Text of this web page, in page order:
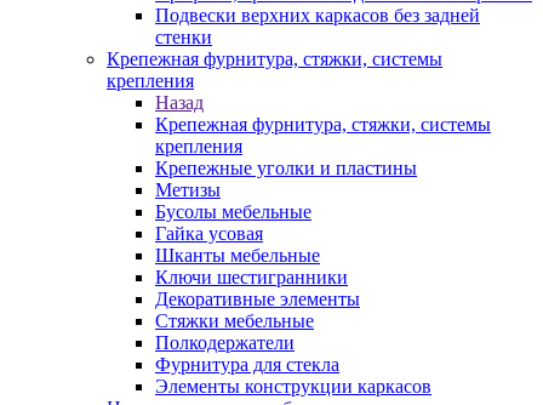
Подвески верхних каркасов без задней
стенки
Крепежная фурнитура, стяжки, системы
крепления
Назад
Крепежная фурнитура, стяжки, системы
крепления
Крепежные уголки и пластины
Метизы
Бусолы мебельные
Гайка усовая
Шканты мебельные
Ключи шестигранники
Декоративные элементы
Стяжки мебельные
Полкодержатели
Фурнитура для стекла
Элементы конструкции каркасов